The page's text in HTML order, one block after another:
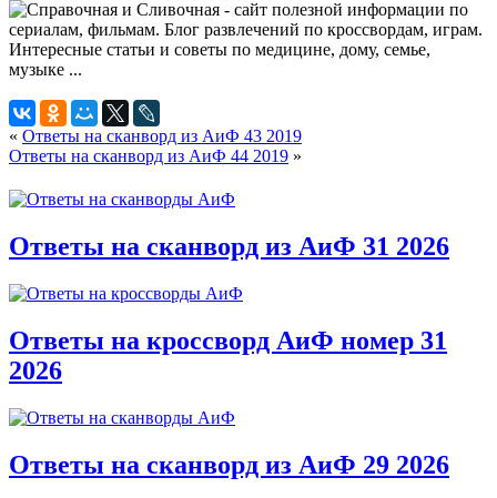
« Ответы на сканворд из АиФ 43 2019
Ответы на сканворд из АиФ 44 2019 »
Ответы на сканворд из АиФ 31 2026
Ответы на кроссворд АиФ номер 31
2026
Ответы на сканворд из АиФ 29 2026